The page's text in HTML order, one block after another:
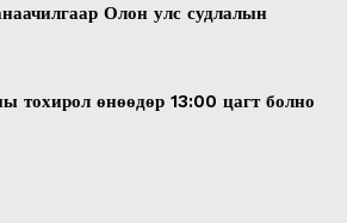
Олон улс судлалын
тохирол өнөөдөр 13:00 цагт болно